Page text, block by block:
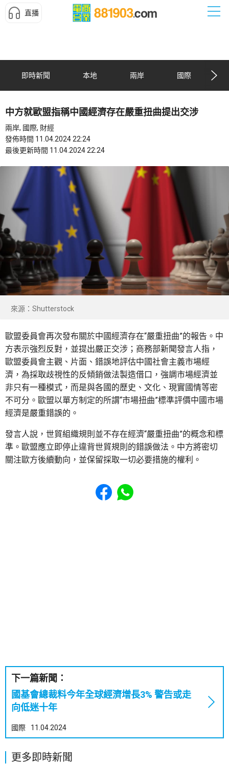
直播
即時新聞 本地 兩岸 國際
中方就歐盟指稱中國經濟存在嚴重扭曲提出交涉
兩岸, 國際, 財經
發佈時間 11.04.2024 22:24
最後更新時間 11.04.2024 22:24
來源：Shutterstock
歐盟委員會再次發布關於中國經濟存在“嚴重扭曲”的報告。中
方表示強烈反對，並提出嚴正交涉；商務部新聞發言人指，
歐盟委員會主觀、片面、錯誤地評估中國社會主義市場經
濟，為採取歧視性的反傾銷做法製造借口，強調市場經濟並
非只有一種模式，而是與各國的歷史、文化、現實國情等密
不可分。歐盟以單方制定的所謂“市場扭曲”標準評價中國市場
經濟是嚴重錯誤的。
發言人說，世貿組織規則並不存在經濟“嚴重扭曲”的概念和標
準。歐盟應立即停止違背世貿規則的錯誤做法。中方將密切
關注歐方後續動向，並保留採取一切必要措施的權利。
Share to Facebook
Share to WhatsApp
下一篇新聞：
國基會總裁料今年全球經濟增長3% 警告或走
向低迷十年
國際 11.04.2024
更多即時新聞